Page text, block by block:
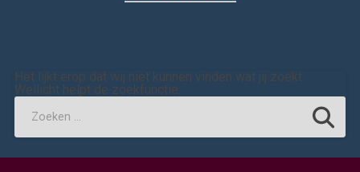
Het lijkt erop dat wij niet kunnen vinden wat jij zoekt.
Wellicht helpt de zoekfunctie.